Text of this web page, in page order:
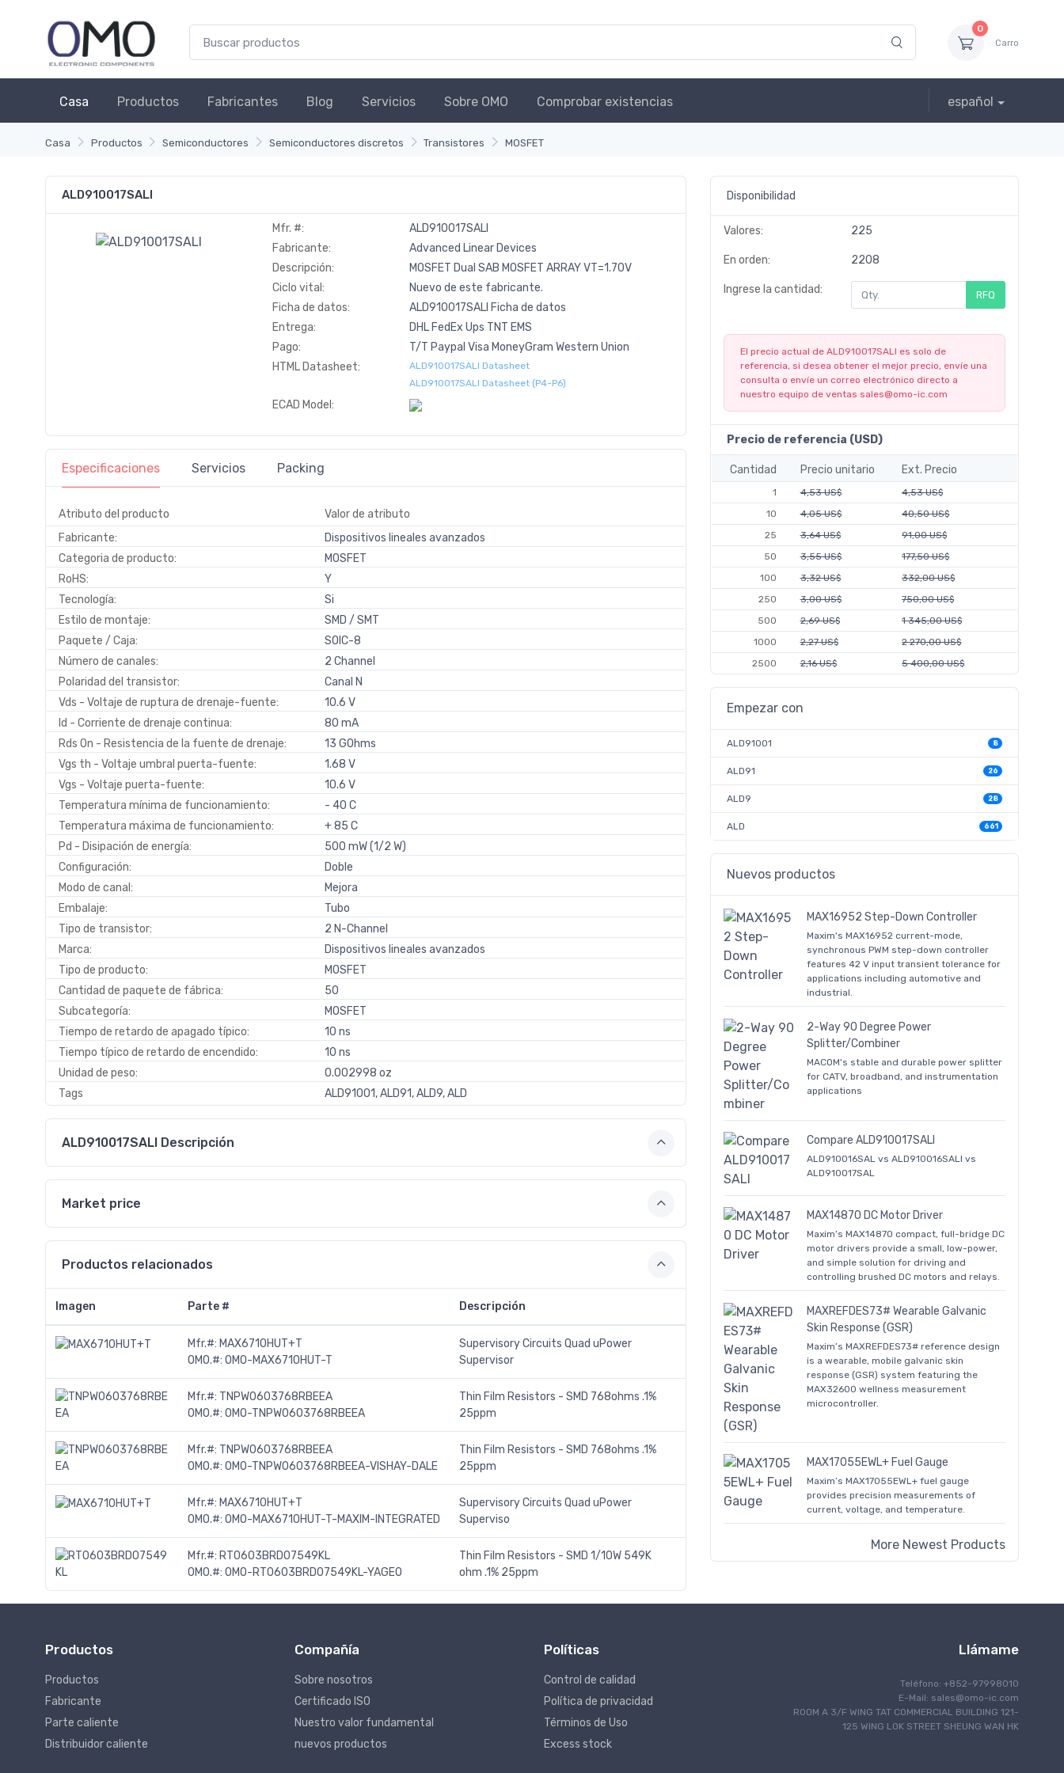
0
Carro
Casa Productos Fabricantes Blog Servicios Sobre OMO Comprobar existencias español
Casa Productos Semiconductores Semiconductores discretos Transistores MOSFET
ALD910017SALI
Mfr. #:
ALD910017SALI
Fabricante:
Advanced Linear Devices
Descripción:
MOSFET Dual SAB MOSFET ARRAY VT=1.70V
Ciclo vital:
Nuevo de este fabricante.
Ficha de datos:
ALD910017SALI Ficha de datos
Entrega:
DHL FedEx Ups TNT EMS
Pago:
T/T Paypal Visa MoneyGram Western Union
HTML Datasheet:
ALD910017SALI Datasheet
ALD910017SALI Datasheet (P4-P6)
ECAD Model:
Especificaciones Servicios Packing
Atributo del producto
Valor de atributo
Fabricante:
Dispositivos lineales avanzados
Categoria de producto:
MOSFET
RoHS:
Y
Tecnología:
Si
Estilo de montaje:
SMD / SMT
Paquete / Caja:
SOIC-8
Número de canales:
2 Channel
Polaridad del transistor:
Canal N
Vds - Voltaje de ruptura de drenaje-fuente:
10.6 V
Id - Corriente de drenaje continua:
80 mA
Rds On - Resistencia de la fuente de drenaje:
13 GOhms
Vgs th - Voltaje umbral puerta-fuente:
1.68 V
Vgs - Voltaje puerta-fuente:
10.6 V
Temperatura mínima de funcionamiento:
- 40 C
Temperatura máxima de funcionamiento:
+ 85 C
Pd - Disipación de energía:
500 mW (1/2 W)
Configuración:
Doble
Modo de canal:
Mejora
Embalaje:
Tubo
Tipo de transistor:
2 N-Channel
Marca:
Dispositivos lineales avanzados
Tipo de producto:
MOSFET
Cantidad de paquete de fábrica:
50
Subcategoría:
MOSFET
Tiempo de retardo de apagado típico:
10 ns
Tiempo típico de retardo de encendido:
10 ns
Unidad de peso:
0.002998 oz
Tags
ALD91001, ALD91, ALD9, ALD
ALD910017SALI Descripción
Market price
Productos relacionados
Imagen Parte # Descripción
Mfr.#: MAX6710HUT+T
OMO.#: OMO-MAX6710HUT-T
Supervisory Circuits Quad uPower
Supervisor
Mfr.#: TNPW0603768RBEEA
OMO.#: OMO-TNPW0603768RBEEA
Thin Film Resistors - SMD 768ohms .1%
25ppm
Mfr.#: TNPW0603768RBEEA
OMO.#: OMO-TNPW0603768RBEEA-VISHAY-DALE
Thin Film Resistors - SMD 768ohms .1%
25ppm
Mfr.#: MAX6710HUT+T
OMO.#: OMO-MAX6710HUT-T-MAXIM-INTEGRATED
Supervisory Circuits Quad uPower
Superviso
Mfr.#: RT0603BRD07549KL
OMO.#: OMO-RT0603BRD07549KL-YAGEO
Thin Film Resistors - SMD 1/10W 549K
ohm .1% 25ppm
Disponibilidad
Valores: 225
En orden: 2208
Ingrese la cantidad: RFQ
El precio actual de ALD910017SALI es solo de
referencia, si desea obtener el mejor precio, envíe una
consulta o envíe un correo electrónico directo a
nuestro equipo de ventas sales@omo-ic.com
Precio de referencia (USD)
Cantidad Precio unitario Ext. Precio
1 4,53 US$
4,53 US$
10
4,05 US$
40,50 US$
25
3,64 US$
91,00 US$
50
3,55 US$
177,50 US$
100
3,32 US$
332,00 US$
250
3,00 US$
750,00 US$
500
2,69 US$
1 345,00 US$
1000
2,27 US$
2 270,00 US$
2500
2,16 US$ 5 400,00 US$
Empezar con
ALD91001 8
ALD91 26
ALD9 28
ALD 661
Nuevos productos
MAX16952 Step-Down Controller
Maxim's MAX16952 current-mode,
synchronous PWM step-down controller
features 42 V input transient tolerance for
applications including automotive and
industrial.
2-Way 90 Degree Power
Splitter/Combiner
MACOM's stable and durable power splitter
for CATV, broadband, and instrumentation
applications
Compare ALD910017SALI
ALD910016SAL vs ALD910016SALI vs
ALD910017SAL
MAX14870 DC Motor Driver
Maxim’s MAX14870 compact, full-bridge DC
motor drivers provide a small, low-power,
and simple solution for driving and
controlling brushed DC motors and relays.
MAXREFDES73# Wearable Galvanic
Skin Response (GSR)
Maxim’s MAXREFDES73# reference design
is a wearable, mobile galvanic skin
response (GSR) system featuring the
MAX32600 wellness measurement
microcontroller.
MAX17055EWL+ Fuel Gauge
Maxim’s MAX17055EWL+ fuel gauge
provides precision measurements of
current, voltage, and temperature.
More Newest Products
Productos
Productos
Fabricante
Parte caliente
Distribuidor caliente
Compañía
Sobre nosotros
Certificado ISO
Nuestro valor fundamental
nuevos productos
Políticas
Control de calidad
Política de privacidad
Términos de Uso
Excess stock
Llámame
Teléfono: +852-97998010
E-Mail: sales@omo-ic.com
ROOM A 3/F WING TAT COMMERCIAL BUILDING 121-
125 WING LOK STREET SHEUNG WAN HK